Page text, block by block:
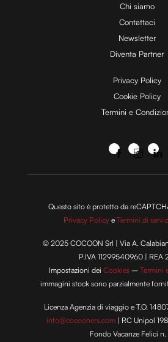
Chi siamo
Contattaci
Newsletter
Diventa Partner
Privacy Policy
Cookie Policy
Termini e
Questo sito è protetto da
Privacy Policy eTermini di
© 2025 COCOON Srl | Via A.
P.IVA 11299540960 | REA
Impostazioni deiCookies –Termini
immagini stock sono parzialmente
Licenza Agenzia di viaggio e T.O.
info@cocooners.com | RC Unipol
Fondo Vacanze Felici n.